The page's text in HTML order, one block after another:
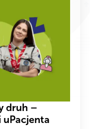
druh –
uPacjenta